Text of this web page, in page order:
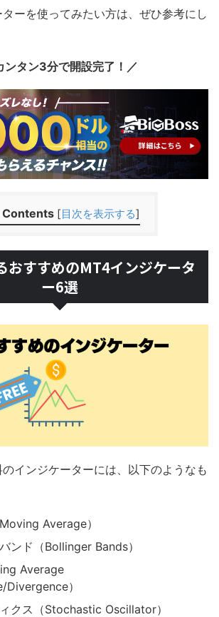
ーを使ってみたい方は、ぜひ参考にし
ンタン3分で開設完了！／
Contents [目次を表示する]
おすすめのMT4インジケータ
ー6選
インジケーターには、以下のようなも
Average）
ンド（Bollinger Bands）
Average
）
クス（Stochastic Oscillator）